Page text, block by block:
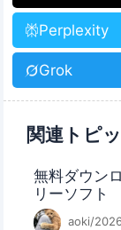
Perplexity
Grok
関連トピ
無料ダウン
リーソフト
aoki/